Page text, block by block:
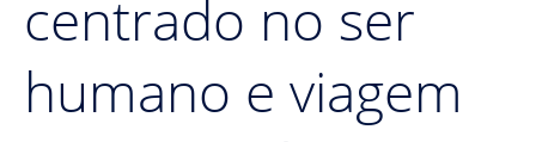
centrado no ser
humano e viagem